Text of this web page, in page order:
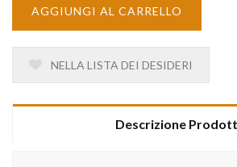
AGGIUNGI AL CARRELLO
NELLA LISTA DEI DESIDERI
Descrizione